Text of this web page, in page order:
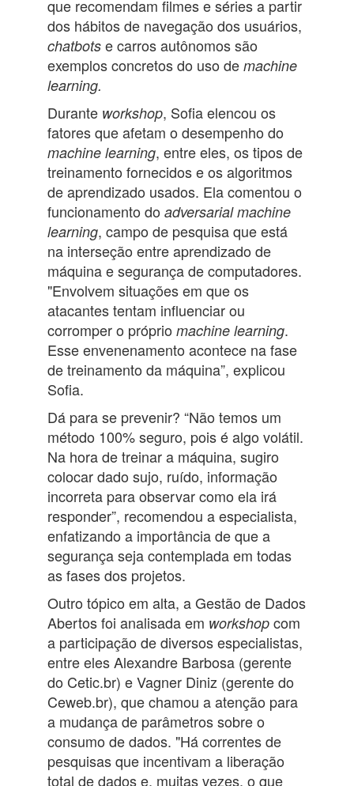
que recomendam filmes e séries a partir
dos hábitos de navegação dos usuários,
chatbots e carros autônomos são
exemplos concretos do uso de machine
learning.
Durante workshop, Sofia elencou os
fatores que afetam o desempenho do
machine learning, entre eles, os tipos de
treinamento fornecidos e os algoritmos
de aprendizado usados. Ela comentou o
funcionamento do adversarial machine
learning, campo de pesquisa que está
na interseção entre aprendizado de
máquina e segurança de computadores.
"Envolvem situações em que os
atacantes tentam influenciar ou
corromper o próprio machine learning.
Esse envenenamento acontece na fase
de treinamento da máquina”, explicou
Sofia.
Dá para se prevenir? “Não temos um
método 100% seguro, pois é algo volátil.
Na hora de treinar a máquina, sugiro
colocar dado sujo, ruído, informação
incorreta para observar como ela irá
responder”, recomendou a especialista,
enfatizando a importância de que a
segurança seja contemplada em todas
as fases dos projetos.
Outro tópico em alta, a Gestão de Dados
Abertos foi analisada em workshop com
a participação de diversos especialistas,
entre eles Alexandre Barbosa (gerente
do Cetic.br) e Vagner Diniz (gerente do
Ceweb.br), que chamou a atenção para
a mudança de parâmetros sobre o
consumo de dados. "Há correntes de
pesquisas que incentivam a liberação
total de dados e, muitas vezes, o que